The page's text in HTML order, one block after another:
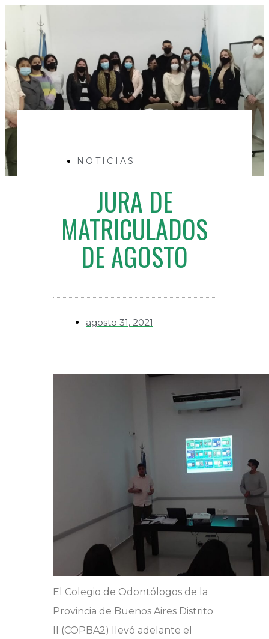
NOTICIAS
JURA DE
MATRICULADOS
DE AGOSTO
agosto 31, 2021
El Colegio de Odontólogos de la
Provincia de Buenos Aires Distrito
II (COPBA2) llevó adelante el